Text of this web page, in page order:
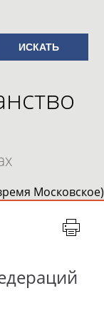
Московское)